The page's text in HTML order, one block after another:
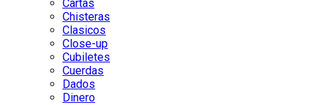
Cartas
Chisteras
Clasicos
Close-up
Cubiletes
Cuerdas
Dados
Dinero